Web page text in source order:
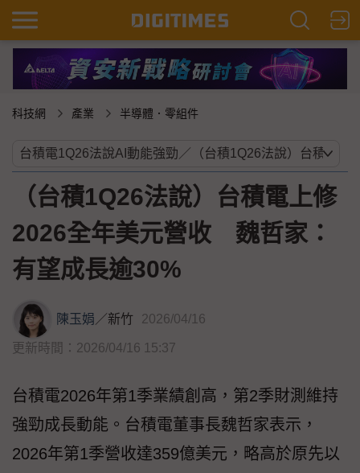
科技網 產業 半導體．零組件
（台積1Q26法說）台積電上修
2026全年美元營收 魏哲家：
有望成長逾30%
陳玉娟／新竹 2026/04/16
更新時間：2026/04/16 15:37
台積電2026年第1季業績創高，第2季財測維持
強勁成長動能。台積電董事長魏哲家表示，
2026年第1季營收達359億美元，略高於原先以